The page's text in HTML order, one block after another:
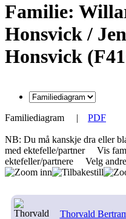
Familie:
Honsvick /
Honsvick
Familiediagram | PDF
NB: Du må kanskje dra eller
med ektefelle/partner
Vis
ektefeller/partnere
Velg
Thorvald